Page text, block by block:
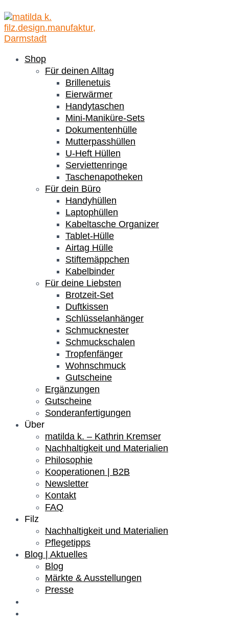
Shop
Für deinen Alltag
Brillenetuis
Eierwärmer
Handytaschen
Mini-Maniküre-Sets
Dokumentenhülle
Mutterpasshüllen
U-Heft Hüllen
Serviettenringe
Taschenapotheken
Für dein Büro
Handyhüllen
Laptophüllen
Kabeltasche Organizer
Tablet-Hülle
Airtag Hülle
Stiftemäppchen
Kabelbinder
Für deine Liebsten
Brotzeit-Set
Duftkissen
Schlüsselanhänger
Schmucknester
Schmuckschalen
Tropfenfänger
Wohnschmuck
Gutscheine
Ergänzungen
Gutscheine
Sonderanfertigungen
Über
matilda k. – Kathrin Kremser
Nachhaltigkeit und Materialien
Philosophie
Kooperationen | B2B
Newsletter
Kontakt
FAQ
Filz
Nachhaltigkeit und Materialien
Pflegetipps
Blog | Aktuelles
Blog
Märkte & Ausstellungen
Presse